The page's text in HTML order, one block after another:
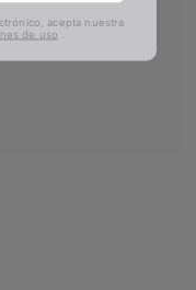
acepta nuestra
de uso